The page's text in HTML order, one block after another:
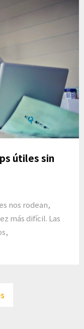
útiles sin
nos rodean,
más difícil. Las